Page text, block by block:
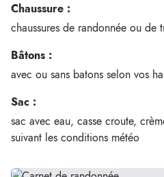
Chaussure :
chaussures de randonnée ou de
Bâtons :
avec ou sans batons selon vos
Sac :
sac avec eau, casse croute,
suivant les conditions météo